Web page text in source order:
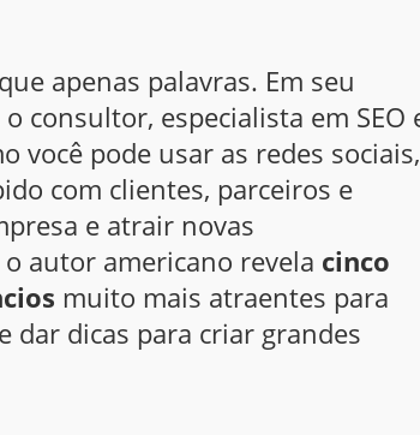
apenas palavras. Em seu
o consultor, especialista em SEO
você pode usar as redes sociais,
com clientes, parceiros e
e atrair novas
autor americano revela cinco
muito mais atraentes para
dar dicas para criar grandes